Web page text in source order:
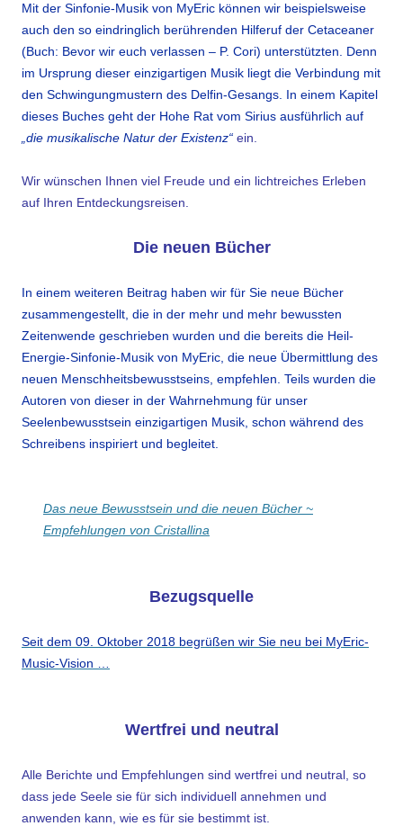
Mit der Sinfonie-Musik von MyEric können wir beispielsweise
auch den so eindringlich berührenden Hilferuf der Cetaceaner
(Buch: Bevor wir euch verlassen – P. Cori) unterstützten. Denn
im Ursprung dieser einzigartigen Musik liegt die Verbindung mit
den Schwingungmustern des Delfin-Gesangs. In einem Kapitel
dieses Buches geht der Hohe Rat vom Sirius ausführlich auf
„die musikalische Natur der Existenz“ ein.
Wir wünschen Ihnen viel Freude und ein lichtreiches Erleben
auf Ihren Entdeckungsreisen.
Die neuen Bücher
In einem weiteren Beitrag haben wir für Sie neue Bücher
zusammengestellt, die in der mehr und mehr bewussten
Zeitenwende geschrieben wurden und die bereits die Heil-
Energie-Sinfonie-Musik von MyEric, die neue Übermittlung des
neuen Menschheitsbewusstseins, empfehlen. Teils wurden die
Autoren von dieser in der Wahrnehmung für unser
Seelenbewusstsein einzigartigen Musik, schon während des
Schreibens inspiriert und begleitet.
Das neue Bewusstsein und die neuen Bücher ~
Empfehlungen von Cristallina
Bezugsquelle
Seit dem 09. Oktober 2018 begrüßen wir Sie neu bei MyEric-
Music-Vision …
Wertfrei und neutral
Alle Berichte und Empfehlungen sind wertfrei und neutral, so
dass jede Seele sie für sich individuell annehmen und
anwenden kann, wie es für sie bestimmt ist.